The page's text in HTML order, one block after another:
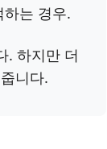
는 경우.
. 하지만 더
니다.